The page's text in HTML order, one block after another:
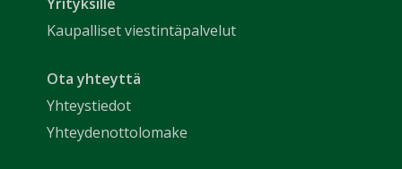
Kaupalliset viestintäpalvelut
Ota yhteyttä
Yhteystiedot
Yhteydenottolomake